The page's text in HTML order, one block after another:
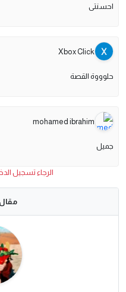
احسنتى
Xbox Click
حلوووة القصة
mohamed ibrahim
جميل
الرجاء تسجيل